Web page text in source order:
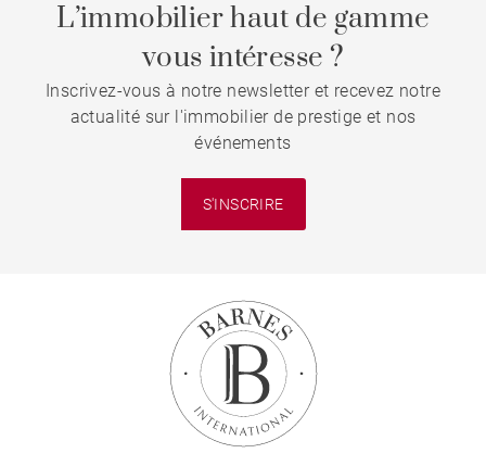
L’immobilier haut de gamme
vous intéresse ?
Inscrivez-vous à notre newsletter et recevez notre
actualité sur l'immobilier de prestige et nos
événements
S'INSCRIRE